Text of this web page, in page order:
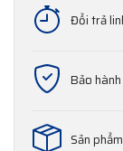
Đổi trả
Bảo
Sản